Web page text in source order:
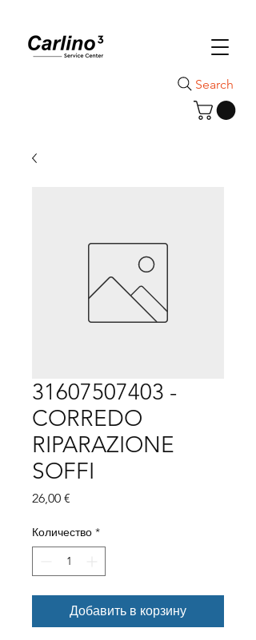
Search
31607507403 -
CORREDO
RIPARAZIONE
SOFFI
26,00 €
Количество *
Добавить в корзину